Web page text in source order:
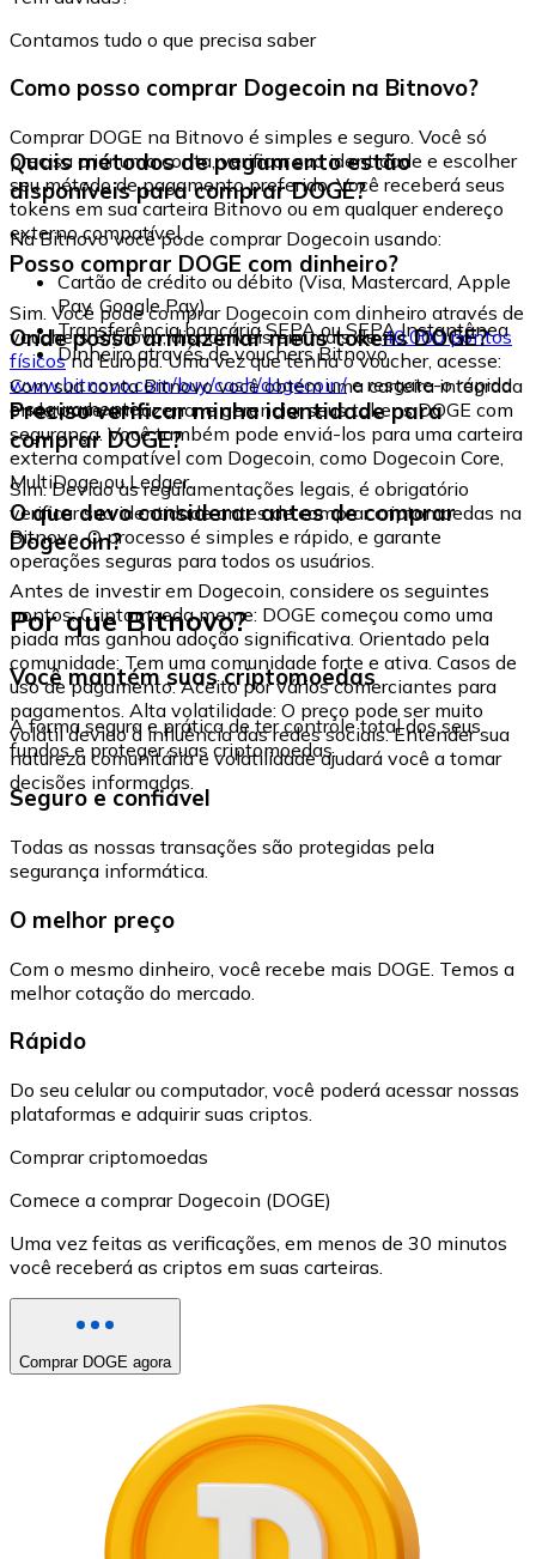
Contamos tudo o que precisa saber
Como posso comprar Dogecoin na Bitnovo?
Comprar DOGE na Bitnovo é simples e seguro. Você só
precisa criar uma conta, verificar sua identidade e escolher
seu método de pagamento preferido. Você receberá seus
tokens em sua carteira Bitnovo ou em qualquer endereço
externo compatível.
Quais métodos de pagamento estão
disponíveis para comprar DOGE?
Na Bitnovo você pode comprar Dogecoin usando:
Cartão de crédito ou débito (Visa, Mastercard, Apple
Pay, Google Pay)
Transferência bancária SEPA ou SEPA Instantânea
Dinheiro através de vouchers Bitnovo
Posso comprar DOGE com dinheiro?
Sim. Você pode comprar Dogecoin com dinheiro através de
vouchers Bitnovo, disponíveis em mais de40.000 pontos
físicosna Europa. Uma vez que tenha o voucher, acesse:
www.bitnovo.com/buy/cash/dogecoin/e resgate-o rápida
e seguramente.
Onde posso armazenar meus tokens DOGE?
Com sua conta Bitnovo você obtém uma carteira integrada
onde pode armazenar e gerenciar seus tokens DOGE com
segurança. Você também pode enviá-los para uma carteira
externa compatível com Dogecoin, como Dogecoin Core,
MultiDoge ou Ledger.
Preciso verificar minha identidade para
comprar DOGE?
Sim. Devido às regulamentações legais, é obrigatório
verificar sua identidade antes de comprar criptomoedas na
Bitnovo. O processo é simples e rápido, e garante
operações seguras para todos os usuários.
O que devo considerar antes de comprar
Dogecoin?
Antes de investir em Dogecoin, considere os seguintes
pontos: Criptomoeda meme: DOGE começou como uma
piada mas ganhou adoção significativa. Orientado pela
comunidade: Tem uma comunidade forte e ativa. Casos de
uso de pagamento: Aceito por vários comerciantes para
pagamentos. Alta volatilidade: O preço pode ser muito
volátil devido à influência das redes sociais. Entender sua
natureza comunitária e volatilidade ajudará você a tomar
decisões informadas.
Por que Bitnovo?
Você mantém suas criptomoedas
A forma segura e prática de ter controle total dos seus
fundos e proteger suas criptomoedas.
Seguro e confiável
Todas as nossas transações são protegidas pela
segurança informática.
O melhor preço
Com o mesmo dinheiro, você recebe mais DOGE. Temos a
melhor cotação do mercado.
Rápido
Do seu celular ou computador, você poderá acessar nossas
plataformas e adquirir suas criptos.
Comprar criptomoedas
Comece a comprar Dogecoin (DOGE)
Uma vez feitas as verificações, em menos de 30 minutos
você receberá as criptos em suas carteiras.
Comprar DOGE agora